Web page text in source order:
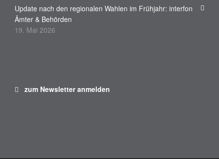
Update nach den regionalen Wahlen im Frühjahr: interfon
Ämter & Behörden
19. Mai 2026
zum Newsletter anmelden